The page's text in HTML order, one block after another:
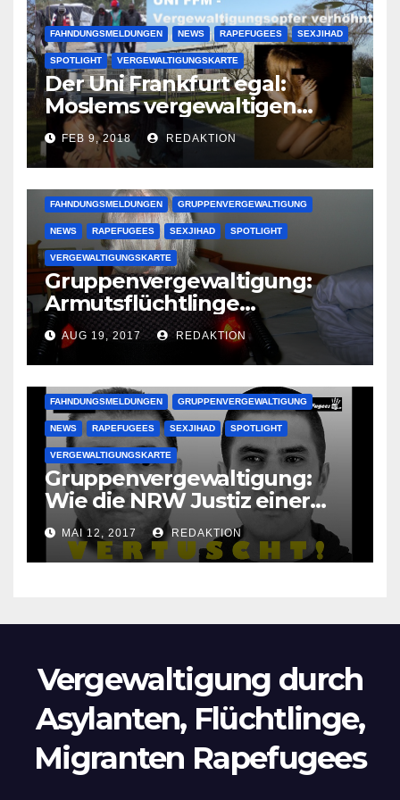
FAHNDUNGSMELDUNGEN NEWS RAPEFUGEES SEXJIHAD
SPOTLIGHT VERGEWALTIGUNGSKARTE
Der Uni Frankfurt egal:
Moslems vergewaltigen
deutsche Studentinnen auf
Uni-Campus
FEB 9, 2018 REDAKTION
FAHNDUNGSMELDUNGEN GRUPPENVERGEWALTIGUNG
NEWS RAPEFUGEES SEXJIHAD SPOTLIGHT
VERGEWALTIGUNGSKARTE
Gruppenvergewaltigung:
Armutsflüchtlinge
vergewaltigen bettlägerige
Oma im Schlaf
krankenhausreif
AUG 19, 2017 REDAKTION
FAHNDUNGSMELDUNGEN GRUPPENVERGEWALTIGUNG
NEWS RAPEFUGEES SEXJIHAD SPOTLIGHT
VERGEWALTIGUNGSKARTE
Gruppenvergewaltigung:
Wie die NRW Justiz einer
Lokalzeitung verbietet diese
Bilder zu veröffentlichen
MAI 12, 2017 REDAKTION
Vergewaltigung durch
Asylanten, Flüchtlinge,
Migranten Rapefugees